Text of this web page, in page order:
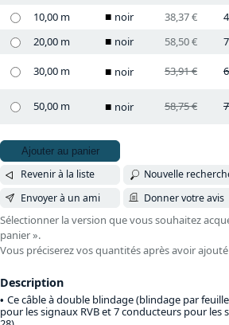
10,00 m
noir 38,37 €
20,00 m
noir 58,50 €
30,00 m noir 53,91 €
50,00 m
noir 58,75 €
Ajouter au panier
Revenir à la liste
Nouvelle
Envoyer à un ami
Donner votre avis
Sélectionner la version que vous souhaitez
panier ».
Vous préciserez vos quantités après avoir
Description
Ce câble à double blindage (blindage par
pour les signaux RVB et 7 conducteurs pour les